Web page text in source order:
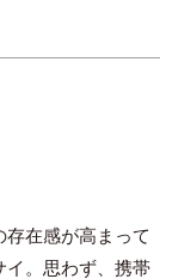
在感が高まって
イ。思わず、携帯